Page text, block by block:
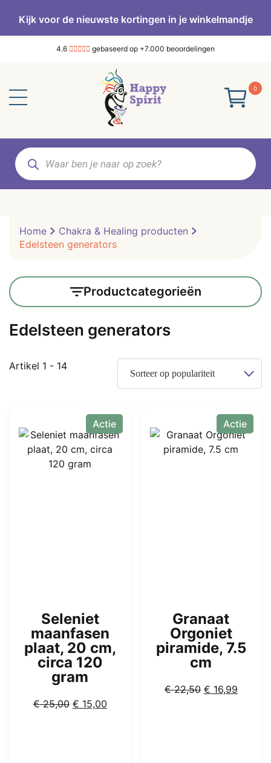
Kijk voor de nieuwste kortingen in je winkelmandje
4.6 gebaseerd op +7.000 beoordelingen
0
Producten
zoeken
Home
Chakra & Healing producten
Edelsteen generators
Productcategorieën
Edelsteen generators
Artikel 1 - 14Gesorteerd
Actie
Seleniet
maanfasen
plaat, 20 cm,
circa 120
gram
€25,00 Oorspronkelijke
€ 15,00Huidige
Actie
Granaat
Orgoniet
piramide, 7.5
cm
€22,50 € 16,99